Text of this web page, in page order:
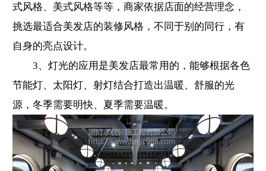
式风格、美式风格等等，商家依据店面的经营理念，
挑选最适合美发店的装修风格，不同于别的同行，有
自身的亮点设计。
3、灯光的应用是美发店最常用的，能够根据各色
节能灯、太阳灯、射灯结合打造出温暖、舒服的光
源，冬季需要明快、夏季需要温暖。